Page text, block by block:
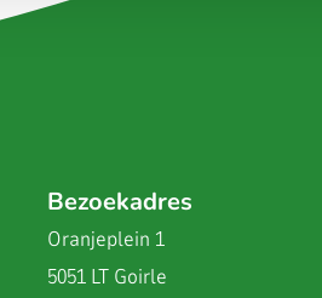
Bezoekadres
Oranjeplein 1
5051 LT Goirle